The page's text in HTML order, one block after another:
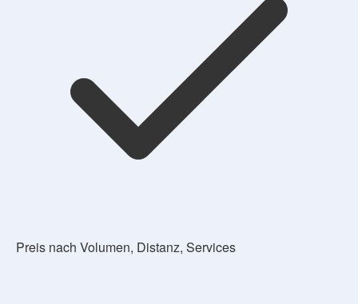
Preis nach Volumen, Distanz, Services